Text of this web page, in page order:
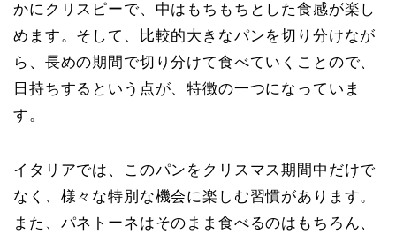
かにクリスピーで、中はもちもちとした食感が楽し
めます。そして、比較的大きなパンを切り分けなが
ら、長めの期間で切り分けて食べていくことので、
日持ちするという点が、特徴の一つになっていま
す。
イタリアでは、このパンをクリスマス期間中だけで
なく、様々な特別な機会に楽しむ習慣があります。
また、パネトーネはそのまま食べるのはもちろん、